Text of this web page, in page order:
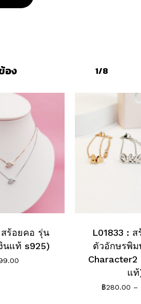
อง 1/8
สร้อยคอ รุ่น
นแท้ s925)
L01833 :
ตัวอักษรพิ
Character2
แ
฿280.00 –